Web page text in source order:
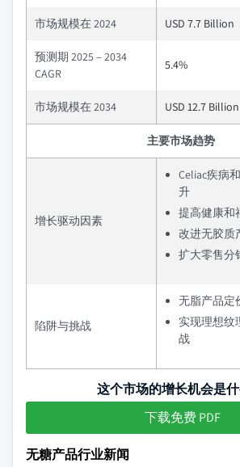
市场规模在 2024 USD 7.7 Billion
预测期 2025 – 2034
CAGR
5.4%
市场规模在 2034 USD 12.7 Billion
主要市场趋势
增长驱动因素
Celiac疾病
升
提高健康和
改进无胶质
扩大零售分
陷阱与挑战
无脂产品定
实现理想纹
战
这个市场的增长机会是
下载免费 PDF
无糖产品行业新闻